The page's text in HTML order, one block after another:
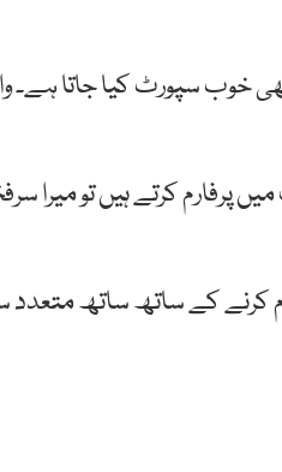
خوب سپورٹ کیا جاتا ہے۔
کرتے ہیں تو میرا
کرنے کے ساتھ ساتھ متعدد